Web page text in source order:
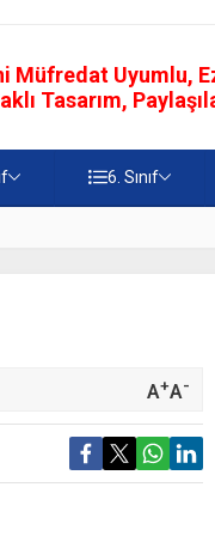
Uyumlu,
Tasarım,
6. Sınıf
A+A-